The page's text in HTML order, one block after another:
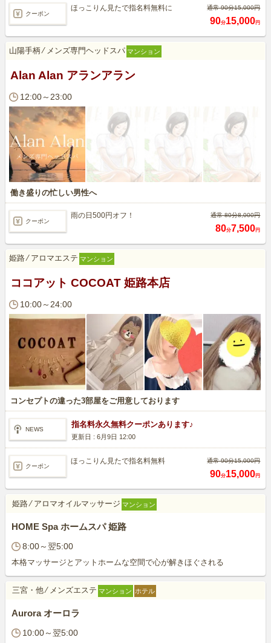
クーポン
ほっこりん見たで指名料無料に 通常 90分15,000円
90分15,000円
山陽手柄⁄ メンズ専門ヘッドスパ マンション
Alan Alan アランアラン
12:00～23:00
働き盛りの忙しい男性へ
クーポン
雨の日500円オフ！ 通常 80分8,000円
80分7,500円
姫路⁄ アロマエステ マンション
ココアット COCOAT 姫路本店
10:00～24:00
コンセプトの違った3部屋をご用意しております
NEWS
指名料永久無料クーポンあります♪
更新日 : 6月9日 12:00
クーポン
ほっこりん見たで指名料無料 通常 90分15,000円
90分15,000円
姫路⁄ アロマオイルマッサージ マンション
HOME Spa ホームスパ 姫路
8:00～翌5:00
本格マッサージとアットホームな空間で心が解きほぐされる
三宮・他⁄ メンズエステ ホテル
マンション
Aurora オーロラ
10:00～翌5:00